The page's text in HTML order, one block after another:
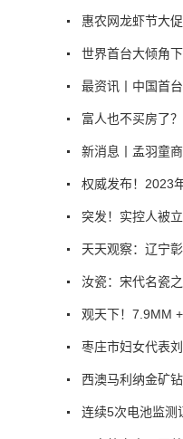
惠农网龙虾节大
世界首台大倾角
最资讯丨中国首
富人也不买房了
新消息丨孟羽童
权威发布！2023
突发！实控人被
天天观察：辽宁
汝瓷：宋代名瓷
观天下！7.9MM
枣庄市妇女代表
西澳马利纳金矿
连续5次电池监测